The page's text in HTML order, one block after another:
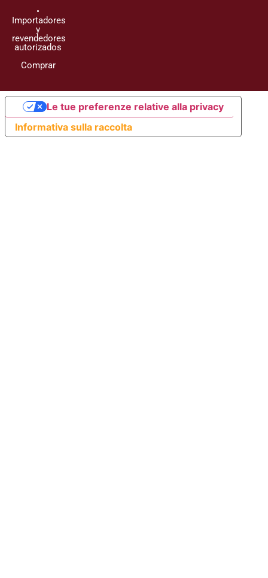
•
Importadores
y
revendedores
autorizados
Comprar
Informativa sulla raccolta
Le tue preferenze relative alla privacy